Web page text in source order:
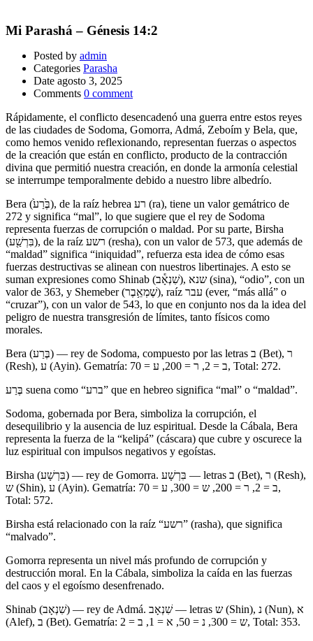
Mi Parashá – Génesis 14:2
Posted by admin
Categories Parasha
Date agosto 3, 2025
Comments 0 comment
Rápidamente, el conflicto desencadenó una guerra entre estos reyes
de las ciudades de Sodoma, Gomorra, Admá, Zeboím y Bela, que,
como hemos venido reflexionando, representan fuerzas o aspectos
de la creación que están en conflicto, producto de la contracción
divina que permitió nuestra creación, en donde la armonía celestial
se interrumpe temporalmente debido a nuestro libre albedrío.
Bera (בֶּ֙רַע֙), de la raíz hebrea רע (ra), tiene un valor gemátrico de
272 y significa “mal”, lo que sugiere que el rey de Sodoma
representa fuerzas de corrupción o maldad. Por su parte, Birsha
(בִּרְשַׁ֖ע), de la raíz רשע (resha), con un valor de 573, que además de
“maldad” significa “iniquidad”, refuerza esta idea de cómo esas
fuerzas destructivas se alinean con nuestros libertinajes. A esto se
suman expresiones como Shinab (שִׁנְאָ֕ב), שנא (sina), “odio”, con un
valor de 363, y Shemeber (שֶׁמְאֵ֥בֶר), raíz עבר (ever, “más allá” o
“cruzar”), con un valor de 543, lo que en conjunto nos da la idea del
peligro de nuestra transgresión de límites, tanto físicos como
morales.
Bera (בֶּרַע) — rey de Sodoma, compuesto por las letras ב (Bet), ר
(Resh), ע (Ayin). Gematría: ב = 2, ר = 200, ע = 70, Total: 272.
בֶּרַע suena como “ברע” que en hebreo significa “mal” o “maldad”.
Sodoma, gobernada por Bera, simboliza la corrupción, el
desequilibrio y la ausencia de luz espiritual. Desde la Cábala, Bera
representa la fuerza de la “kelipá” (cáscara) que cubre y oscurece la
luz espiritual con impulsos negativos y egoístas.
Birsha (בִּרְשָׁע) — rey de Gomorra. בִּרְשָׁע — letras ב (Bet), ר (Resh),
ש (Shin), ע (Ayin). Gematría: ב = 2, ר = 200, ש = 300, ע = 70,
Total: 572.
Birsha está relacionado con la raíz “רשע” (rasha), que significa
“malvado”.
Gomorra representa un nivel más profundo de corrupción y
destrucción moral. En la Cábala, simboliza la caída en las fuerzas
del caos y el egoísmo desenfrenado.
Shinab (שִׁנְאָב) — rey de Admá. שִׁנְאָב — letras ש (Shin), נ (Nun), א
(Alef), ב (Bet). Gematría: ש = 300, נ = 50, א = 1, ב = 2, Total: 353.